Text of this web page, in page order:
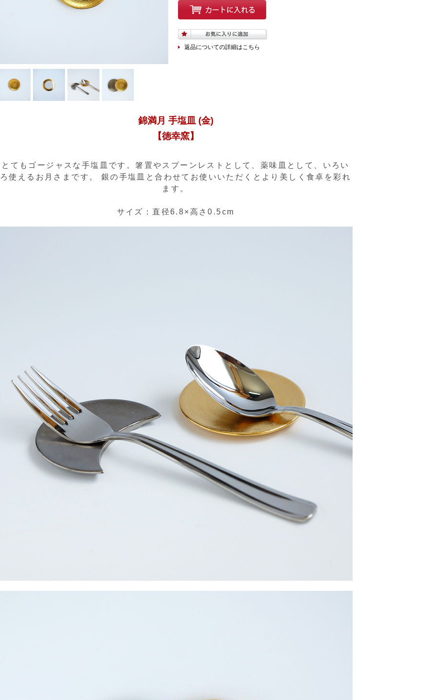
返品についての詳細はこちら
錦満月 手塩皿 (金)
【徳幸窯】
とてもゴージャスな手塩皿です。箸置やスプーンレストとして、薬味皿として、いろい
ろ使えるお月さまです。 銀の手塩皿と合わせてお使いいただくとより美しく食卓を彩れ
ます。
サイズ：直径6.8×高さ0.5cm